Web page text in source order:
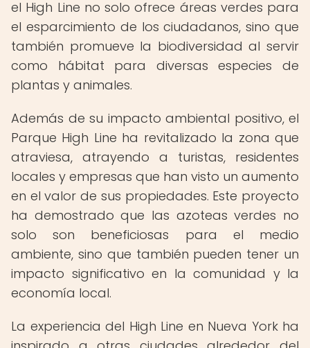
el High Line no solo ofrece áreas verdes para
el esparcimiento de los ciudadanos, sino que
también promueve la biodiversidad al servir
como hábitat para diversas especies de
plantas y animales.
Además de su impacto ambiental positivo, el
Parque High Line ha revitalizado la zona que
atraviesa, atrayendo a turistas, residentes
locales y empresas que han visto un aumento
en el valor de sus propiedades. Este proyecto
ha demostrado que las azoteas verdes no
solo son beneficiosas para el medio
ambiente, sino que también pueden tener un
impacto significativo en la comunidad y la
economía local.
La experiencia del High Line en Nueva York ha